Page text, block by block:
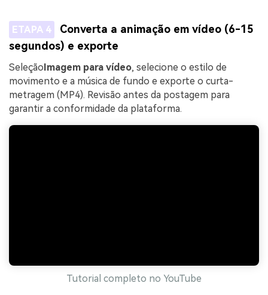
ETAPA 4
Converta a animação em vídeo (6-15
segundos) e exporte
Seleção Imagem para vídeo, selecione o estilo de
movimento e a música de fundo e exporte o curta-
metragem (MP4). Revisão antes da postagem para
garantir a conformidade da plataforma.
Tutorial completo no YouTube